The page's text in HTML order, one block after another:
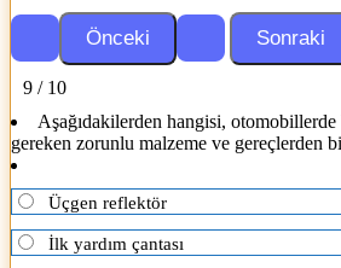
9 / 10
Aşağıdakilerden hangisi, otomobillerde
gereken zorunlu malzeme ve gereçlerden
Üçgen reflektör
İlk yardım çantası